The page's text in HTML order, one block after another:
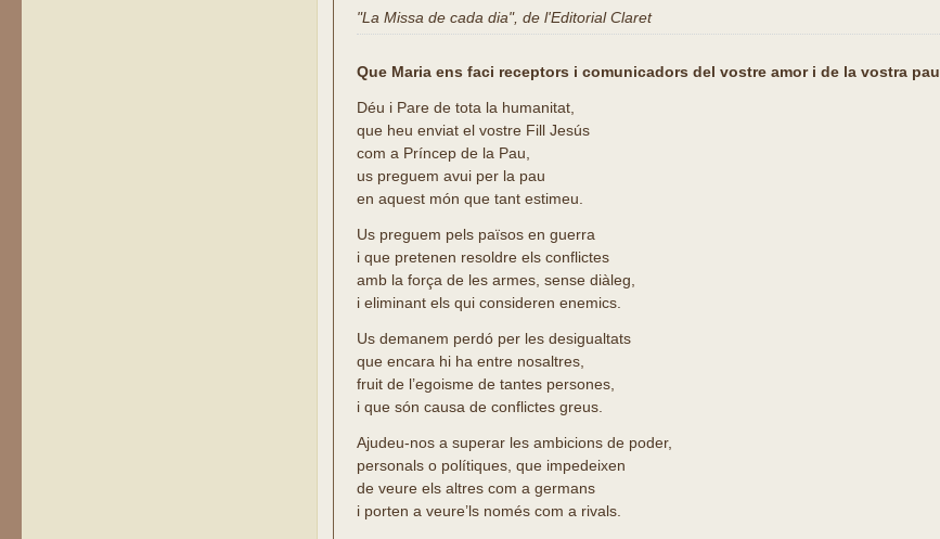
"La Missa de cada dia", de l'Editorial Claret
Que Maria ens faci receptors i comunicadors del vostre amor i de la vostra pau
Déu i Pare de tota la humanitat,
que heu enviat el vostre Fill Jesús
com a Príncep de la Pau,
us preguem avui per la pau
en aquest món que tant estimeu.
Us preguem pels països en guerra
i que pretenen resoldre els conflictes
amb la força de les armes, sense diàleg,
i eliminant els qui consideren enemics.
Us demanem perdó per les desigualtats
que encara hi ha entre nosaltres,
fruit de l’egoisme de tantes persones,
i que són causa de conflictes greus.
Ajudeu-nos a superar les ambicions de poder,
personals o polítiques, que impedeixen
de veure els altres com a germans
i porten a veure’ls només com a rivals.